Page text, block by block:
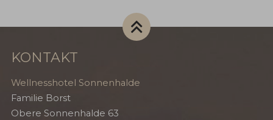
KONTAKT
Wellnesshotel Sonnenhalde
Familie Borst
Obere Sonnenhalde 63